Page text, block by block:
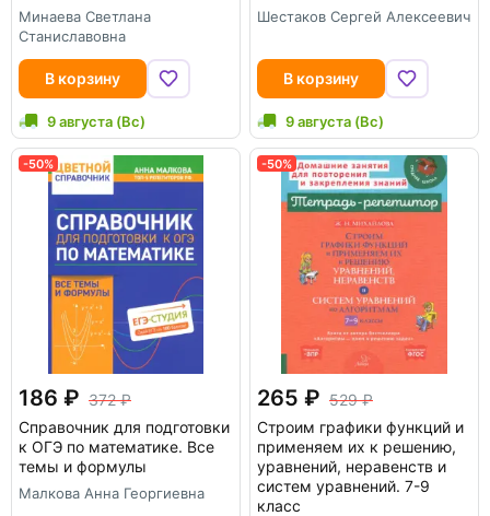
Минаева Светлана
Станиславовна
В корзину
9 августа (Вс)
Шестаков Сергей Алексеевич
В корзину
9 августа (Вс)
-50%
186
372
Справочник для подготовки
к ОГЭ по математике. Все
темы и формулы
Малкова Анна Георгиевна
-50%
265
529
Строим графики функций и
применяем их к решению,
уравнений, неравенств и
систем уравнений. 7-9
класс